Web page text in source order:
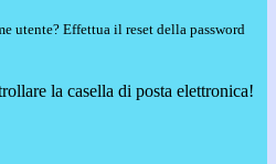
utente? Effettua il reset della password
la casella di posta elettronica!